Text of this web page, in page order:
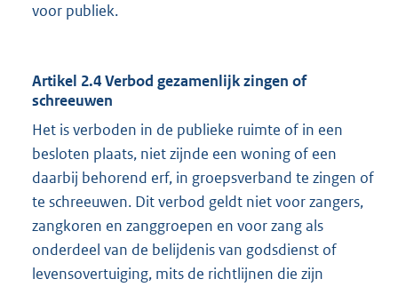
voor publiek.
Artikel 2.4 Verbod gezamenlijk zingen of
schreeuwen
Het is verboden in de publieke ruimte of in een
besloten plaats, niet zijnde een woning of een
daarbij behorend erf, in groepsverband te zingen of
te schreeuwen. Dit verbod geldt niet voor zangers,
zangkoren en zanggroepen en voor zang als
onderdeel van de belijdenis van godsdienst of
levensovertuiging, mits de richtlijnen die zijn